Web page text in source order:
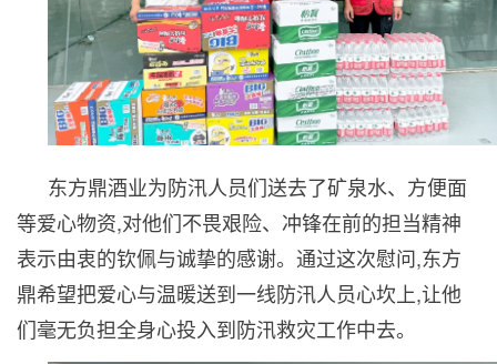
东方鼎酒业为防汛人员们送去了矿泉水、方便面
等爱心物资,对他们不畏艰险、冲锋在前的担当精神
表示由衷的钦佩与诚挚的感谢。通过这次慰问,东方
鼎希望把爱心与温暖送到一线防汛人员心坎上,让他
们毫无负担全身心投入到防汛救灾工作中去。